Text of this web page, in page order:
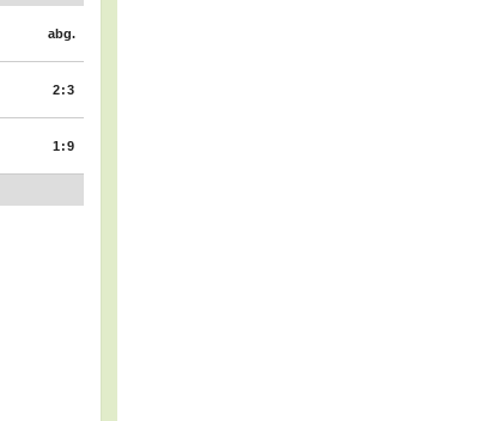
abg.
2:3
1:9